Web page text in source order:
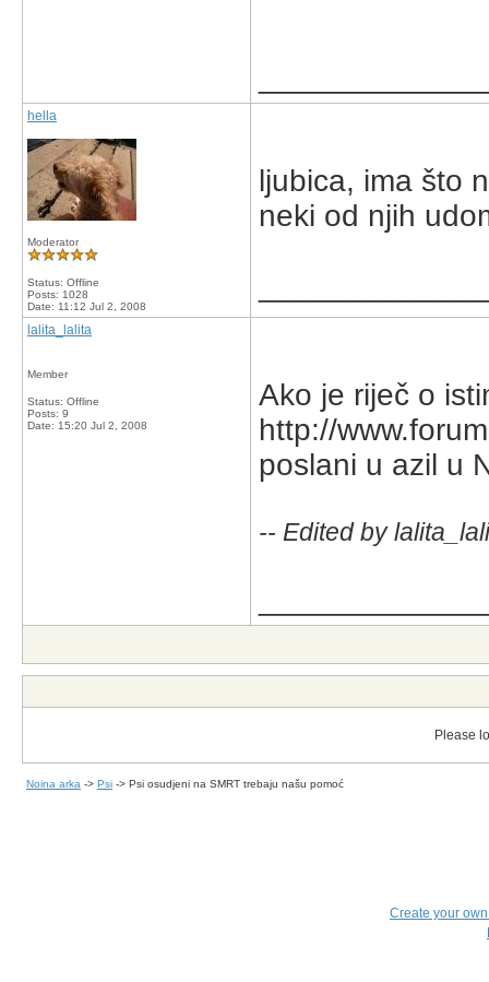
hella
Moderator
Status: Offline
Posts: 1028
Date: 11:12 Jul 2, 2008
ljubica, ima što
neki od njih
lalita_lalita
Member
Status: Offline
Posts: 9
Date: 15:20 Jul 2, 2008
Ako je riječ o
http://
poslani u azil u
-- Edited by
Please
Noina arka -> Psi -> Psi osudjeni na SMRT trebaju našu pomoć
Create your